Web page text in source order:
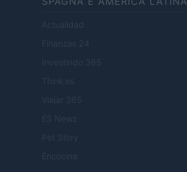
Actualidad
Finanzas 24
Investindo 365
Think.es
Viajar 365
ES Newz
Pet Story
Encocina